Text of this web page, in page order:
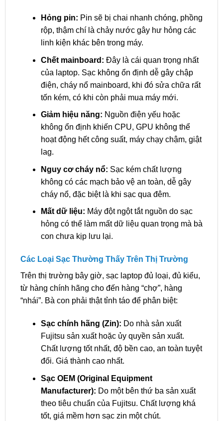
Hỏng pin: Pin sẽ bị chai nhanh chóng, phồng
rộp, thậm chí là chảy nước gây hư hỏng các
linh kiện khác bên trong máy.
Chết mainboard: Đây là cái quan trọng nhất
của laptop. Sạc không ổn định dễ gây chập
điện, cháy nổ mainboard, khi đó sửa chữa rất
tốn kém, có khi còn phải mua máy mới.
Giảm hiệu năng: Nguồn điện yếu hoặc
không ổn định khiến CPU, GPU không thể
hoạt động hết công suất, máy chạy chậm, giật
lag.
Nguy cơ cháy nổ: Sạc kém chất lượng
không có các mạch bảo vệ an toàn, dễ gây
cháy nổ, đặc biệt là khi sạc qua đêm.
Mất dữ liệu: Máy đột ngột tắt nguồn do sạc
hỏng có thể làm mất dữ liệu quan trọng mà bà
con chưa kịp lưu lại.
Các Loại Sạc Thường Thấy Trên Thị Trường
Trên thị trường bây giờ, sạc laptop đủ loại, đủ kiểu,
từ hàng chính hãng cho đến hàng “chợ”, hàng
“nhái”. Bà con phải thật tỉnh táo để phân biệt:
Sạc chính hãng (Zin): Do nhà sản xuất
Fujitsu sản xuất hoặc ủy quyền sản xuất.
Chất lượng tốt nhất, độ bền cao, an toàn tuyệt
đối. Giá thành cao nhất.
Sạc OEM (Original Equipment
Manufacturer): Do một bên thứ ba sản xuất
theo tiêu chuẩn của Fujitsu. Chất lượng khá
tốt, giá mềm hơn sạc zin một chút.